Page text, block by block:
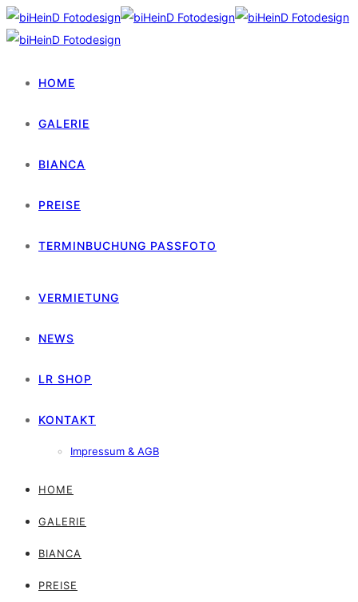
HOME
GALERIE
BIANCA
PREISE
TERMINBUCHUNG PASSFOTO
VERMIETUNG
NEWS
LR SHOP
KONTAKT
Impressum & AGB
HOME
GALERIE
BIANCA
PREISE